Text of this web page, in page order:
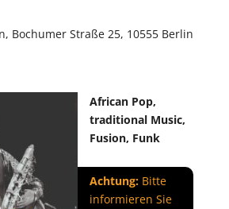
Bochumer Straße 25, 10555 Berlin
African Pop,
traditional Music,
Fusion, Funk
Achtung:Bitte
informieren Sie